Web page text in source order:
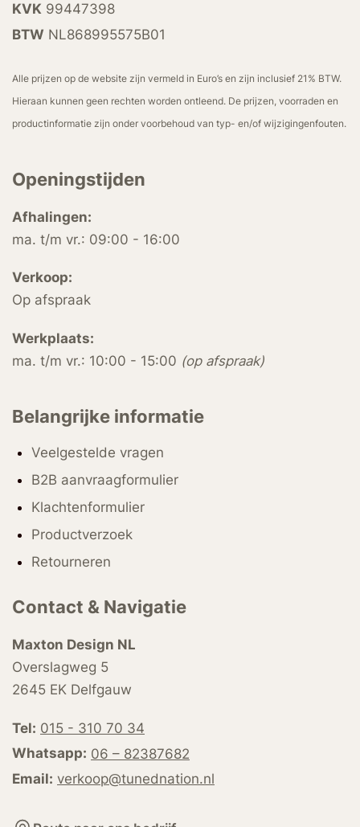
KVK 99447398
BTW NL868995575B01
Alle prijzen op de website zijn vermeld in Euro’s en zijn inclusief 21% BTW.
Hieraan kunnen geen rechten worden ontleend. De prijzen, voorraden en
productinformatie zijn onder voorbehoud van typ- en/of wijzigingenfouten.
Openingstijden
Afhalingen:
ma. t/m vr.: 09:00 - 16:00
Verkoop:
Op afspraak
Werkplaats:
ma. t/m vr.: 10:00 - 15:00 (op afspraak)
Belangrijke informatie
Veelgestelde vragen
B2B aanvraagformulier
Klachtenformulier
Productverzoek
Retourneren
Contact & Navigatie
Maxton Design NL
Overslagweg 5
2645 EK Delfgauw
Tel: 015 - 310 70 34
Whatsapp: 06 – 82387682
Email: verkoop@tunednation.nl